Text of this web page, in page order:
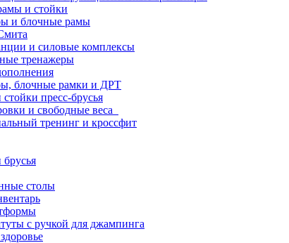
и стойки
и блочные рамы
и силовые комплексы
тренажеры
блочные рамки и ДРТ
пресс-брусья
и свободные веса
тренинг и кроссфит
столы
с ручкой для джампинга